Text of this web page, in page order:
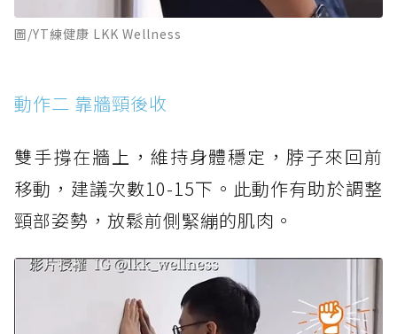
圖/YT練健康 LKK Wellness
動作二 靠牆頸後收
雙手撐在牆上，維持身體穩定，脖子來回前
移動，建議次數10-15下。此動作有助於調整
頸部姿勢，放鬆前側緊繃的肌肉。